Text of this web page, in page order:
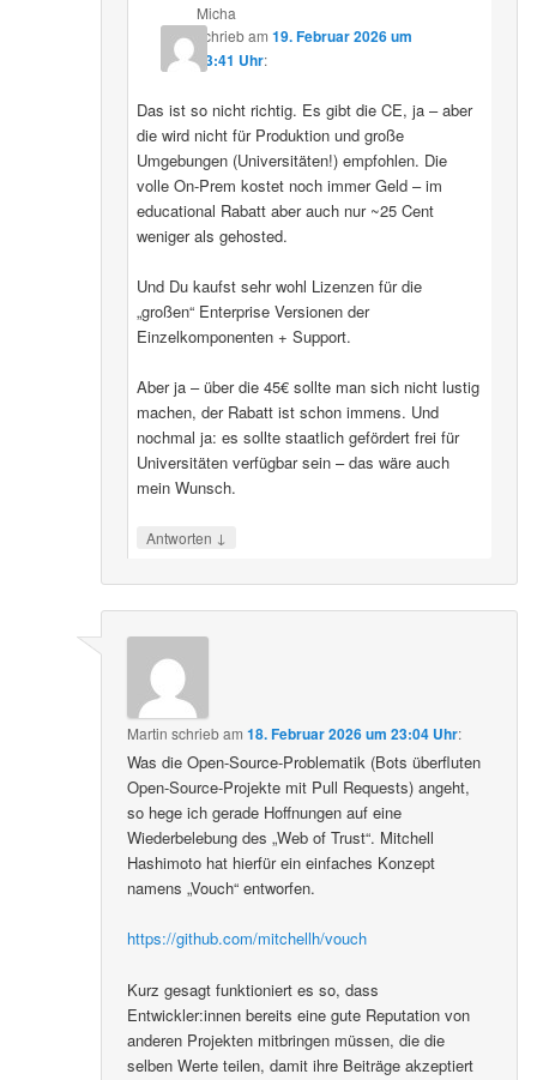
Micha
schriebam 19. Februar 2026 um
13:41 Uhr:
Das ist so nicht richtig. Es gibt die CE, ja – aber
die wird nicht für Produktion und große
Umgebungen (Universitäten!) empfohlen. Die
volle On-Prem kostet noch immer Geld – im
educational Rabatt aber auch nur ~25 Cent
weniger als gehosted.
Und Du kaufst sehr wohl Lizenzen für die
„großen“ Enterprise Versionen der
Einzelkomponenten + Support.
Aber ja – über die 45€ sollte man sich nicht lustig
machen, der Rabatt ist schon immens. Und
nochmal ja: es sollte staatlich gefördert frei für
Universitäten verfügbar sein – das wäre auch
mein Wunsch.
Antworten ↓
Martin schriebam18. Februar 2026 um 23:04 Uhr:
Was die Open-Source-Problematik (Bots überfluten
Open-Source-Projekte mit Pull Requests) angeht,
so hege ich gerade Hoffnungen auf eine
Wiederbelebung des „Web of Trust“. Mitchell
Hashimoto hat hierfür ein einfaches Konzept
namens „Vouch“ entworfen.
https://github.com/mitchellh/vouch
Kurz gesagt funktioniert es so, dass
Entwickler:innen bereits eine gute Reputation von
anderen Projekten mitbringen müssen, die die
selben Werte teilen, damit ihre Beiträge akzeptiert